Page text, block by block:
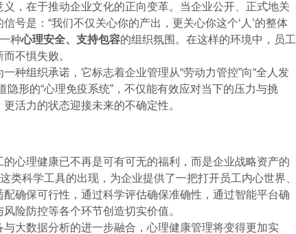
，在于推动企业文化的正向变革。当企业公开、正式地关
号是：“我们不仅关心你的产出，更关心你这个‘人’的整体
种心理安全、支持包容的组织氛围。在这样的环境中，员工
不惧失败。
种组织承诺，它标志着企业管理从“劳动力管控”向“全人发
隐形的“心理免疫系统”，不仅能有效应对当下的压力与挑
活力的状态迎接未来的不确定性。
心理健康已不再是可有可无的福利，而是企业战略资产的
类科学工具的出现，为企业提供了一把打开员工内心世界、
确保可行性，通过科学评估确保准确性，通过智能平台确
险防控等各个环节创造切实价值。
大数据分析的进一步融合，心理健康管理将变得更加实